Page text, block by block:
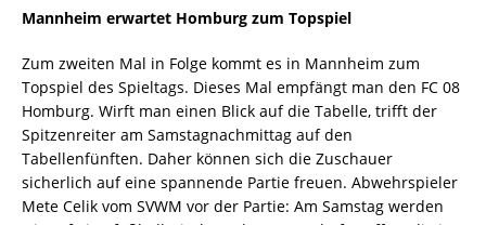
Mannheim erwartet Homburg zum Topspiel
Zum zweiten Mal in Folge kommt es in Mannheim zum
Topspiel des Spieltags. Dieses Mal empfängt man den FC 08
Homburg. Wirft man einen Blick auf die Tabelle, trifft der
Spitzenreiter am Samstagnachmittag auf den
Tabellenfünften. Daher können sich die Zuschauer
sicherlich auf eine spannende Partie freuen. Abwehrspieler
Mete Celik vom SVWM vor der Partie: Am Samstag werden